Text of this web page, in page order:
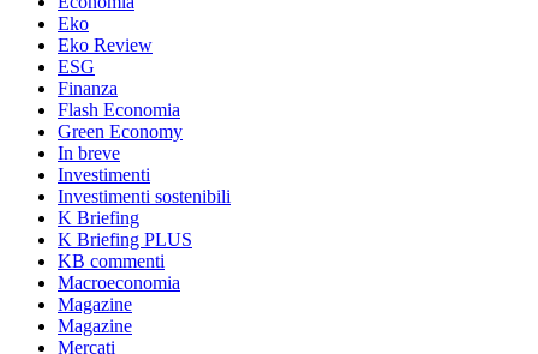
Eko
Eko Review
ESG
Finanza
Flash Economia
Green Economy
In breve
Investimenti
Investimenti sostenibili
K Briefing
K Briefing PLUS
KB commenti
Macroeconomia
Magazine
Magazine
Mercati